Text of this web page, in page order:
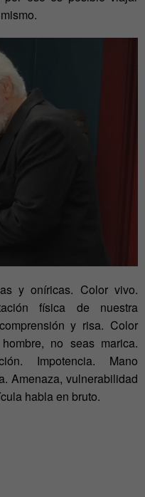
y oníricas. Color vivo.
física de nuestra
y risa. Color
no seas marica.
Impotencia. Mano
Amenaza, vulnerabilidad
habla en bruto.